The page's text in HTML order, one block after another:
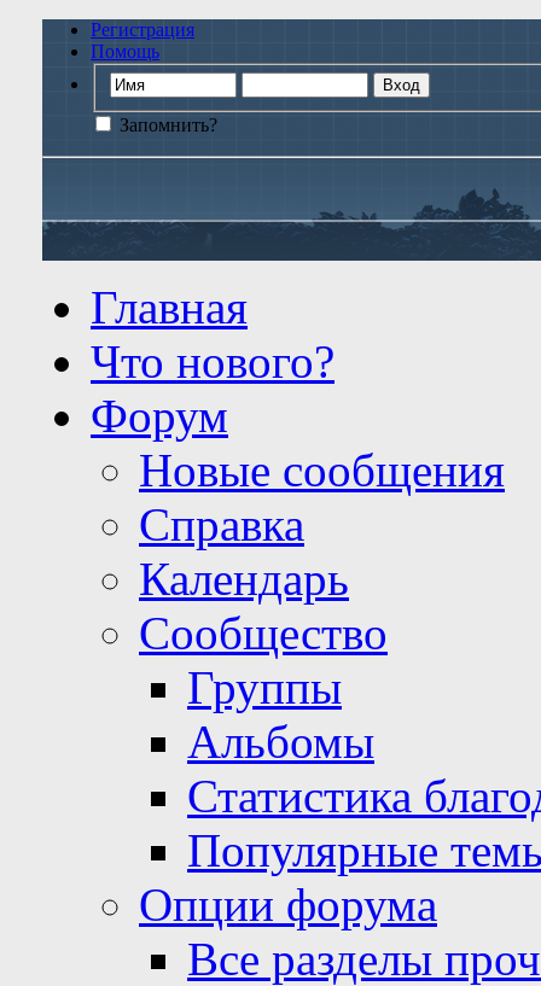
Регистрация
Помощь
Запомнить?
Главная
Что нового?
Форум
Новые сообщения
Справка
Календарь
Сообщество
Группы
Альбомы
Статистика
Популярные
Опции форума
Все разделы